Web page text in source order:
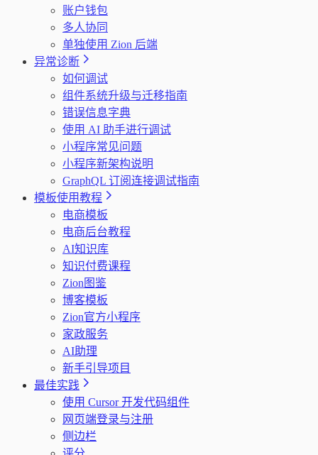
账户钱包
多人协同
单独使用 Zion 后端
异常诊断
如何调试
组件系统升级与迁移指南
错误信息字典
使用 AI 助手进行调试
小程序常见问题
小程序新架构说明
GraphQL 订阅连接调试指南
模板使用教程
电商模板
电商后台教程
AI知识库
知识付费课程
Zion图鉴
博客模板
Zion官方小程序
家政服务
AI助理
新手引导项目
最佳实践
使用 Cursor 开发代码组件
网页端登录与注册
侧边栏